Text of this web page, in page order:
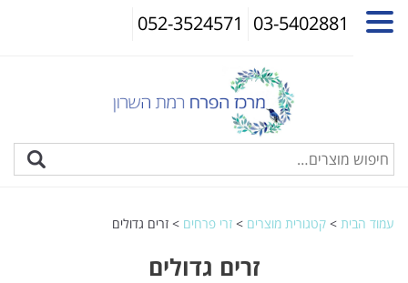
03-5402881
052-3524571
עמוד הבית > קטגורית מוצרים > זרי פרחים > זרים גדולים
זרים גדולים